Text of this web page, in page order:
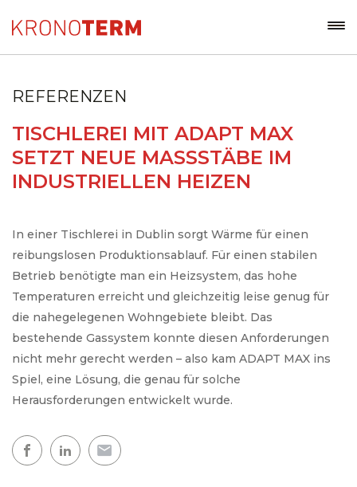
REFERENZEN
TISCHLEREI MIT ADAPT MAX
SETZT NEUE MASSSTÄBE IM
INDUSTRIELLEN HEIZEN
In einer Tischlerei in Dublin sorgt Wärme für einen
reibungslosen Produktionsablauf. Für einen stabilen
Betrieb benötigte man ein Heizsystem, das hohe
Temperaturen erreicht und gleichzeitig leise genug für
die nahegelegenen Wohngebiete bleibt. Das
bestehende Gassystem konnte diesen Anforderungen
nicht mehr gerecht werden – also kam ADAPT MAX ins
Spiel, eine Lösung, die genau für solche
Herausforderungen entwickelt wurde.